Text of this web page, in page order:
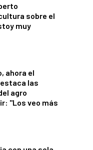
sobre el
muy
ahora el
las
agro
"Los veo más